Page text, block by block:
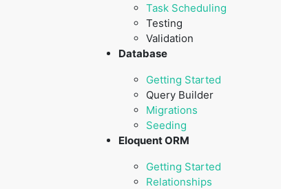
Task Scheduling
Testing
Validation
Database
Getting Started
Query Builder
Migrations
Seeding
Eloquent ORM
Getting Started
Relationships